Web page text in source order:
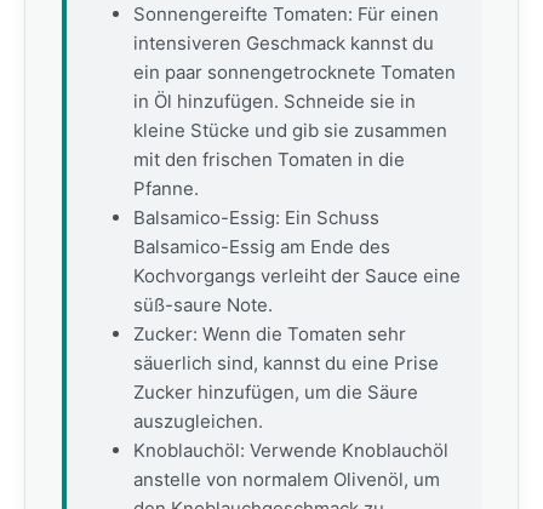
Sonnengereifte Tomaten: Für einen
intensiveren Geschmack kannst du
ein paar sonnengetrocknete Tomaten
in Öl hinzufügen. Schneide sie in
kleine Stücke und gib sie zusammen
mit den frischen Tomaten in die
Pfanne.
Balsamico-Essig: Ein Schuss
Balsamico-Essig am Ende des
Kochvorgangs verleiht der Sauce eine
süß-saure Note.
Zucker: Wenn die Tomaten sehr
säuerlich sind, kannst du eine Prise
Zucker hinzufügen, um die Säure
auszugleichen.
Knoblauchöl: Verwende Knoblauchöl
anstelle von normalem Olivenöl, um